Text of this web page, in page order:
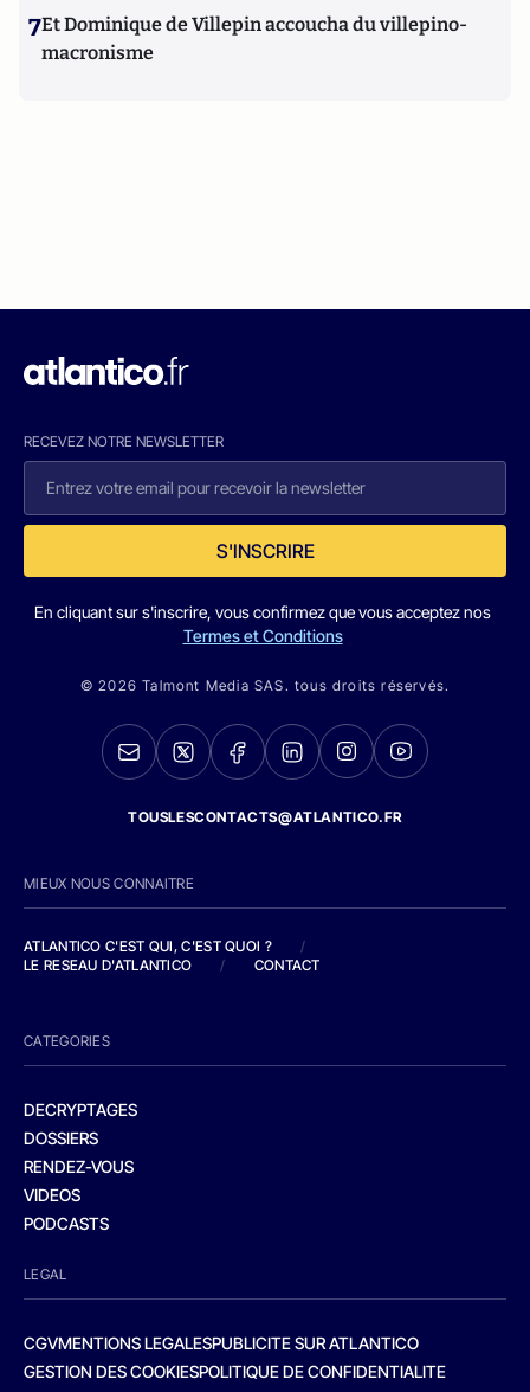
7Et Dominique de Villepin accoucha du villepino-
macronisme
RECEVEZ NOTRE NEWSLETTER
S'INSCRIRE
En cliquant sur s'inscrire, vous confirmez que vous acceptez nos
Termes et Conditions
© 2026 Talmont Media SAS. tous droits réservés.
TOUSLESCONTACTS@ATLANTICO.FR
MIEUX NOUS CONNAITRE
ATLANTICO C'EST QUI, C'EST QUOI ?
/
LE RESEAU D'ATLANTICO
/ CONTACT
CATEGORIES
DECRYPTAGES
DOSSIERS
RENDEZ-VOUS
VIDEOS
PODCASTS
LEGAL
CGVMENTIONS LEGALESPUBLICITE SUR ATLANTICO
GESTION DES COOKIESPOLITIQUE DE CONFIDENTIALITE